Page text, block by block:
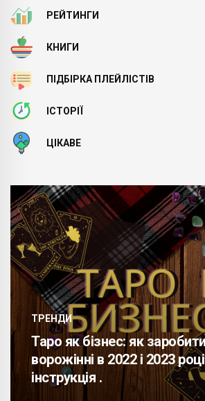
РЕЙТИНГИ
КНИГИ
ПІДБІРКА ПЛЕЙЛІСТІВ
ІСТОРІЇ
ЦІКАВЕ
ТРЕНДИ
Таро як бізнес: як
ворожінні в 2022 і 2023
інструкція .